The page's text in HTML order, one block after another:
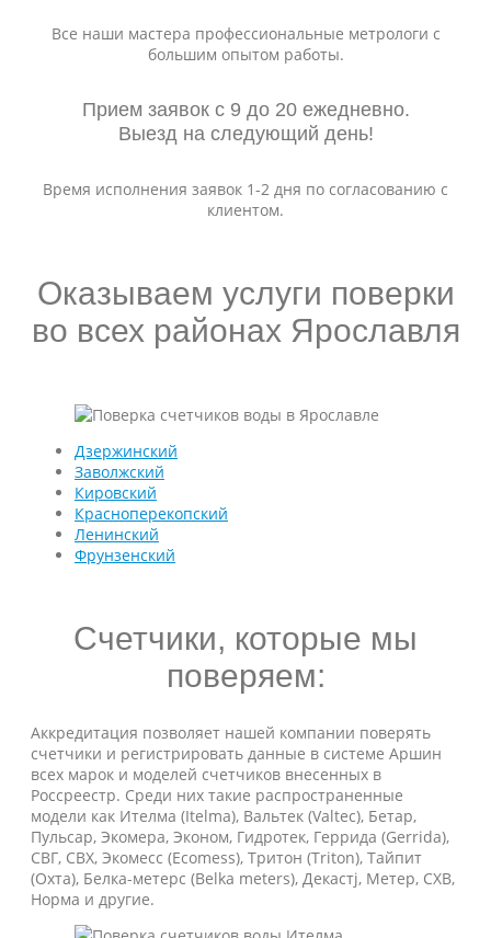
Все наши мастера профессиональные метрологи с
большим опытом работы.
Прием заявок с 9 до 20 ежедневно.
Выезд на следующий день!
Время исполнения заявок 1-2 дня по согласованию с
клиентом.
Оказываем услуги поверки
во всех районах Ярославля
Дзержинский
Заволжский
Кировский
Красноперекопский
Ленинский
Фрунзенский
Счетчики, которые мы
поверяем:
Аккредитация позволяет нашей компании поверять
счетчики и регистрировать данные в системе Аршин
всех марок и моделей счетчиков внесенных в
Россреестр. Среди них такие распространенные
модели как Ителма (Itelma), Вальтек (Valtec), Бетар,
Пульсар, Экомера, Эконом, Гидротек, Геррида (Gerrida),
СВГ, СВХ, Экомесс (Ecomess), Тритон (Triton), Тайпит
(Охта), Белка-метерс (Belka meters), Декастj, Метер, СХВ,
Норма и другие.